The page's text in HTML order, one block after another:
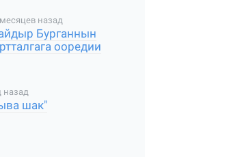
назад
Бурганнын
ооредии
назад
шак"